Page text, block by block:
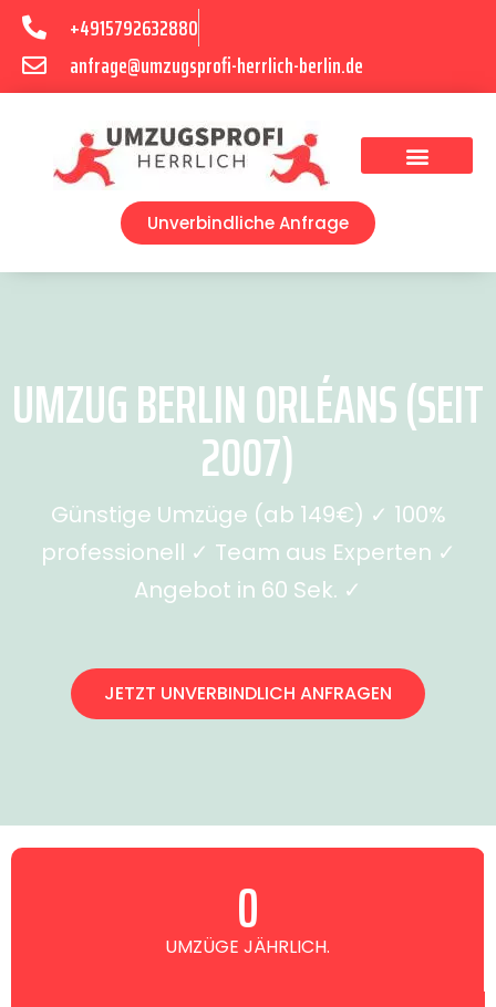
+4915792632880
anfrage@umzugsprofi-herrlich-berlin.de
Unverbindliche Anfrage
UMZUG BERLIN ORLÉANS (SEIT
2007)
Günstige Umzüge (ab 149€) ✓ 100%
professionell ✓ Team aus Experten ✓
Angebot in 60 Sek. ✓
JETZT UNVERBINDLICH ANFRAGEN
UMZÜGE JÄHRLICH.
0